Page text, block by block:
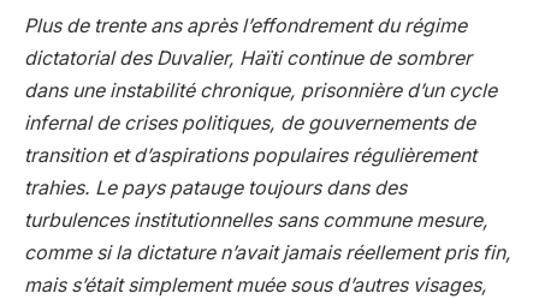
Plus de trente ans après l’effondrement du régime
dictatorial des Duvalier, Haïti continue de sombrer
dans une instabilité chronique, prisonnière d’un cycle
infernal de crises politiques, de gouvernements de
transition et d’aspirations populaires régulièrement
trahies. Le pays patauge toujours dans des
turbulences institutionnelles sans commune mesure,
comme si la dictature n’avait jamais réellement pris fin,
mais s’était simplement muée sous d’autres visages,